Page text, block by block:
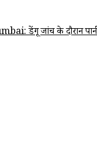
के दौरान पानी की